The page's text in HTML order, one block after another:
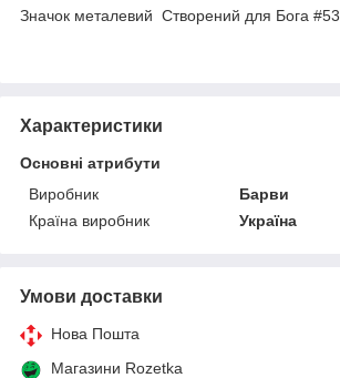
Значок металевий Створений для Бога #53
Характеристики
Основні атрибути
Виробник
Барви
Країна виробник
Україна
Умови доставки
Нова Пошта
Магазини Rozetka